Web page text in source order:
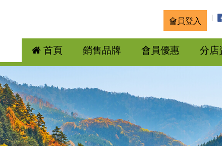
會員登入
首頁 銷售品牌 會員優惠 分店